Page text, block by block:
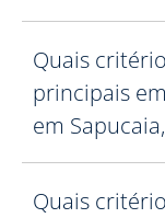
Quais
principais
em Sapucaia,
Quais